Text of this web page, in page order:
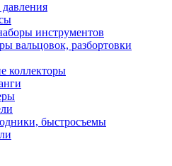
инструментов
вальцовок, разбортовки
коллекторы
быстросъемы